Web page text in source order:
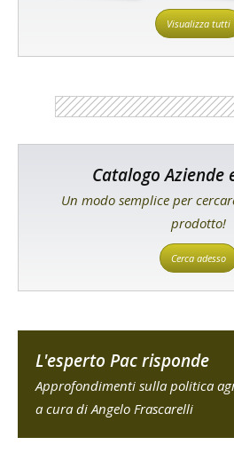
Visualizza tutti
Catalogo Aziende
Un modo semplice per
prodotto!
Cerca adesso
L'esperto Pac risponde
Approfondimenti sulla politica
a cura di Angelo Frascarelli